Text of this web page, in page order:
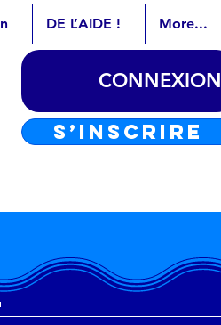
DE L’AIDE ! More...
CONNEXION
S’INSCRIRE